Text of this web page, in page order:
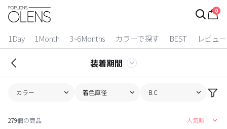
0
1Day 1Month 3~6Months カラーで探す BEST レビュー
ログイン
カラコン比較
今月限定特典
ベスト
カラコン
装着期間
カラー 着色直径 B.C
279個の商品 人気順